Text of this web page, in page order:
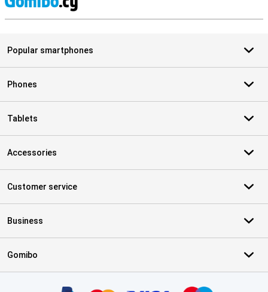
Popular smartphones
Phones
Tablets
Accessories
Customer service
Business
Gomibo